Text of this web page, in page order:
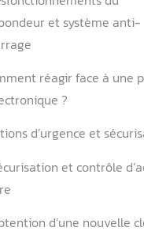
circuit intégré
1.2. Problèmes de
permanent
1.3.
démarrage
2. Comment réagir